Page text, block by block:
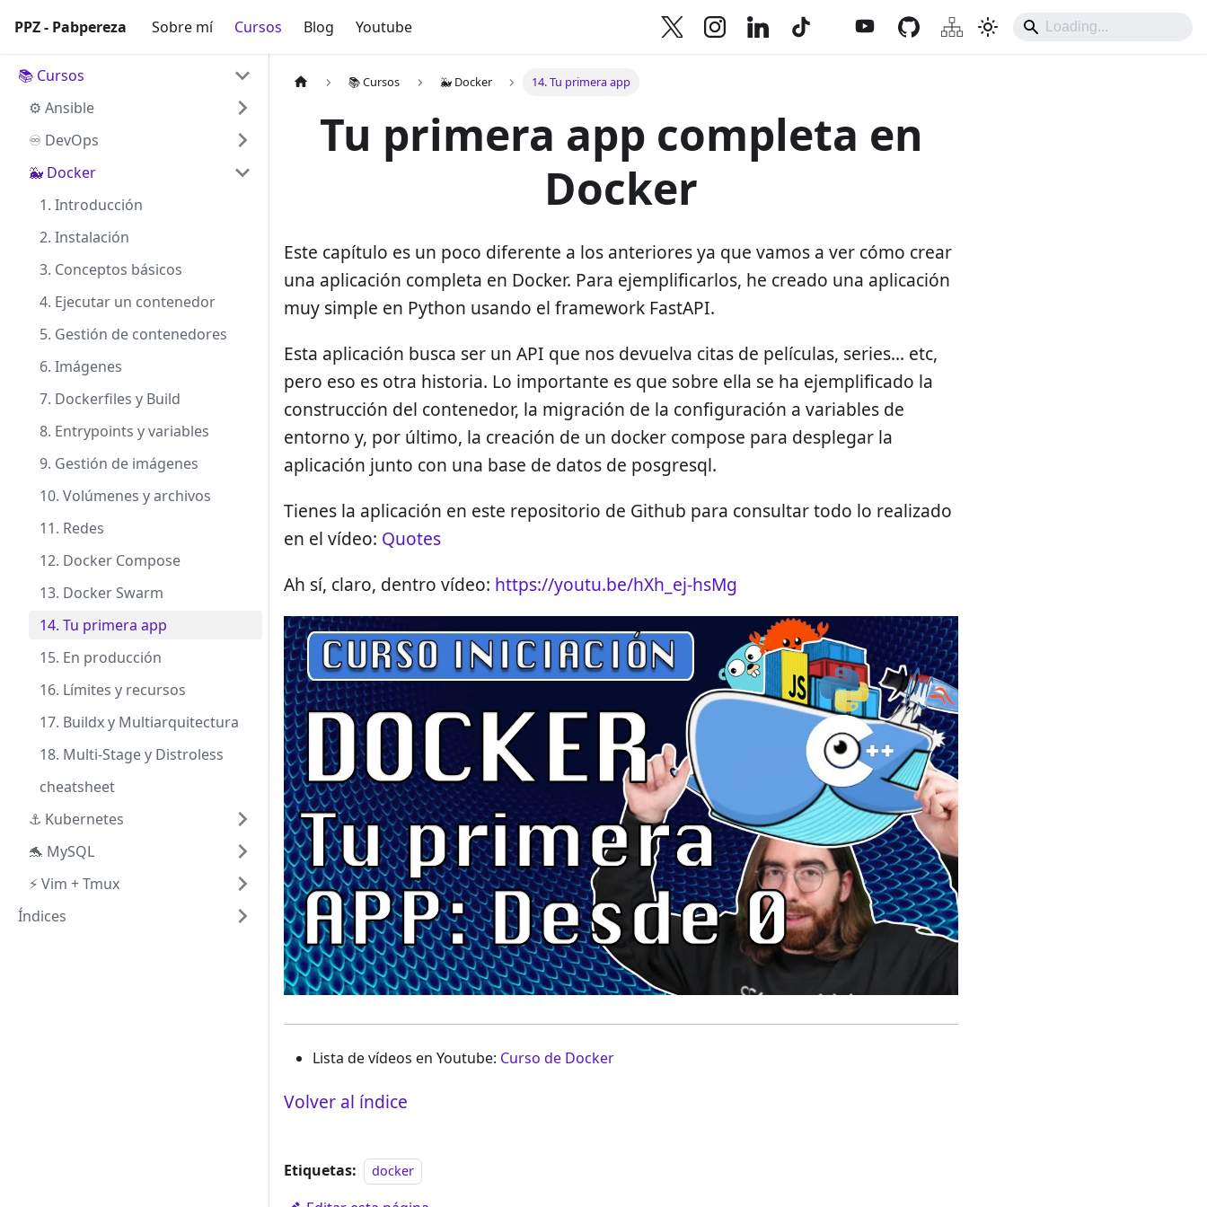
PPZ - Pabpereza Sobre mí Cursos Blog Youtube
PPZ - Pabpereza
📚 Cursos
⚙️ Ansible
♾️ DevOps
🐳 Docker
1. Introducción
2. Instalación
3. Conceptos básicos
4. Ejecutar un contenedor
5. Gestión de contenedores
6. Imágenes
7. Dockerfiles y Build
8. Entrypoints y variables
9. Gestión de imágenes
10. Volúmenes y archivos
11. Redes
12. Docker Compose
13. Docker Swarm
14. Tu primera app
15. En producción
16. Límites y recursos
17. Buildx y Multiarquitectura
18. Multi-Stage y Distroless
cheatsheet
⚓️ Kubernetes
🐬 MySQL
⚡️ Vim + Tmux
Índices
📚 Cursos 🐳 Docker 14. Tu primera app
Tu primera app completa en
Docker
Este capítulo es un poco diferente a los anteriores ya que vamos a ver cómo crear
una aplicación completa en Docker. Para ejemplificarlos, he creado una aplicación
muy simple en Python usando el framework FastAPI.
Esta aplicación busca ser un API que nos devuelva citas de películas, series... etc,
pero eso es otra historia. Lo importante es que sobre ella se ha ejemplificado la
construcción del contenedor, la migración de la configuración a variables de
entorno y, por último, la creación de un docker compose para desplegar la
aplicación junto con una base de datos de posgresql.
Tienes la aplicación en este repositorio de Github para consultar todo lo realizado
en el vídeo: Quotes
Ah sí, claro, dentro vídeo: https://youtu.be/hXh_ej-hsMg
Lista de vídeos en Youtube: Curso de Docker
Volver al índice
Etiquetas: docker